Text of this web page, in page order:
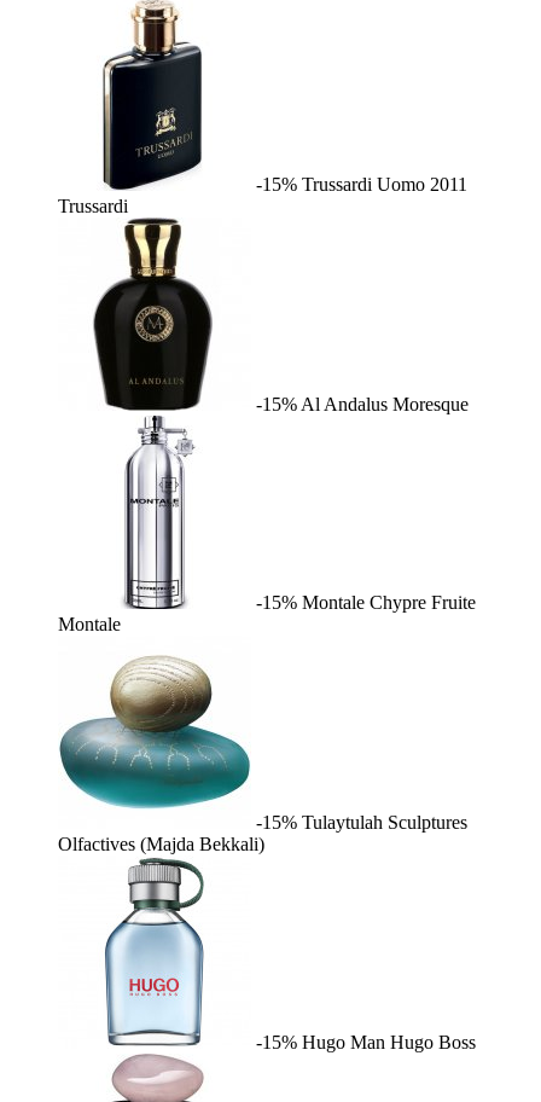
-15% Trussardi Uomo 2011
Trussardi
-15% Al Andalus Moresque
-15% Montale Chypre Fruite
Montale
-15% Tulaytulah Sculptures
Olfactives (Majda Bekkali)
-15% Hugo Man Hugo Boss